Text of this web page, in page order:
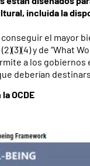
incluida la
el mayor
y de “What
a los gobiernos
deberían
OCDE